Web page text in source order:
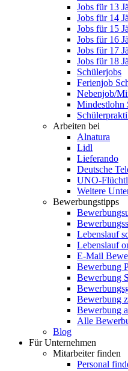
Jobs für 13
Jobs für 14
Jobs für 15
Jobs für 16
Jobs für 17
Jobs für 18
Schülerjobs
Ferienjob
Nebenjob/
Mindestlohn
Arbeiten bei
Alnatura
Lidl
Lieferando
Deutsche
UNO-
Weitere
Bewerbungstipps
Lebenslauf
Lebenslauf
E-Mail
Bewerbung
Bewerbung
Bewerbung
Bewerbung
Alle
Blog
Für Unternehmen
Mitarbeiter finden
Personal